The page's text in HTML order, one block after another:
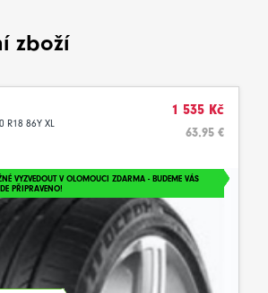
zboží
R18 86Y XL
1 535 Kč
63.95 €
VYZVEDOUT V OLOMOUCI ZDARMA - BUDEME VÁS
PŘIPRAVENO!